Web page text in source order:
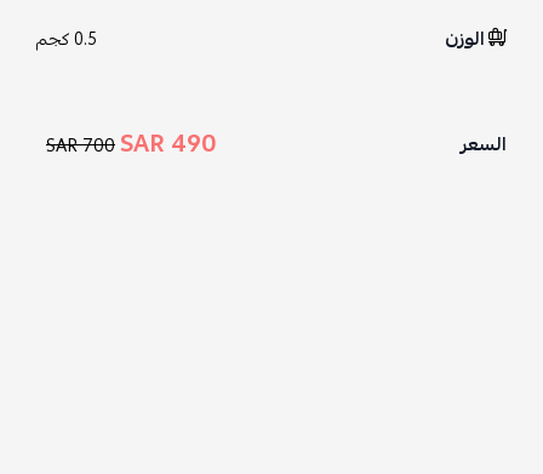
الوزن 0.5 كجم
السعر 490 SAR
700 SAR